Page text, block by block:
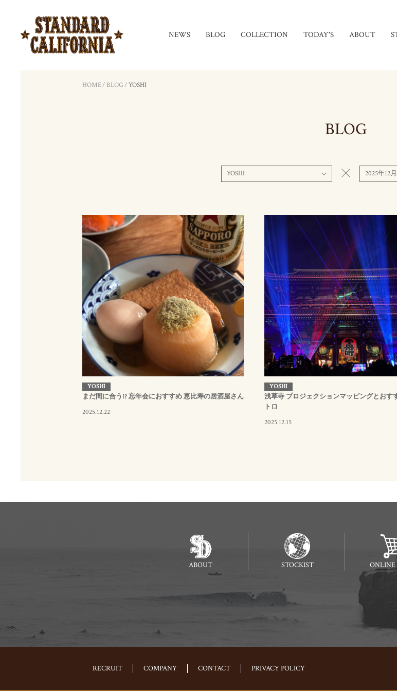
NEWS BLOG COLLECTION TODAY'S ABOUT
HOME/ BLOG/YOSHI
BLOG
YOSHI 2025年12月
YOSHI
まだ間に合う!? 忘年会におすすめ 恵比寿の居酒屋さん
2025.12.22
YOSHI
浅草寺 プロジェクションマッピングとおす
トロ
2025.12.15
ABOUT STOCKIST ONLINE
RECRUIT COMPANY CONTACT PRIVACY POLICY